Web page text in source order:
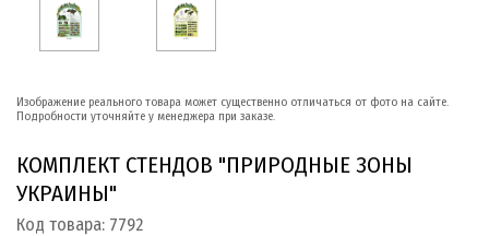
Изображение реального товара может существенно отличаться от фото на сайте.
Подробности уточняйте у менеджера при заказе.
КОМПЛЕКТ СТЕНДОВ "ПРИРОДНЫЕ ЗОНЫ
УКРАИНЫ"
Код товара: 7792